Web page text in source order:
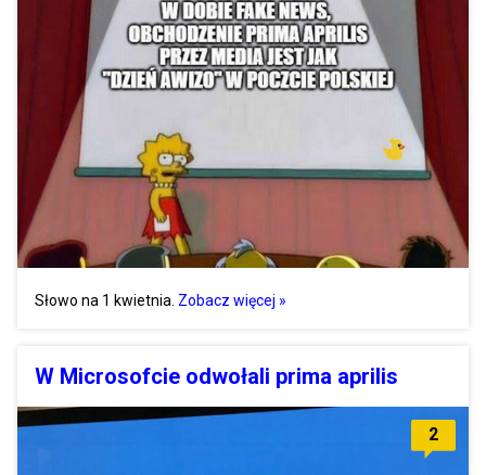
Słowo na 1 kwietnia. Zobacz więcej »
W Microsofcie odwołali prima aprilis
2